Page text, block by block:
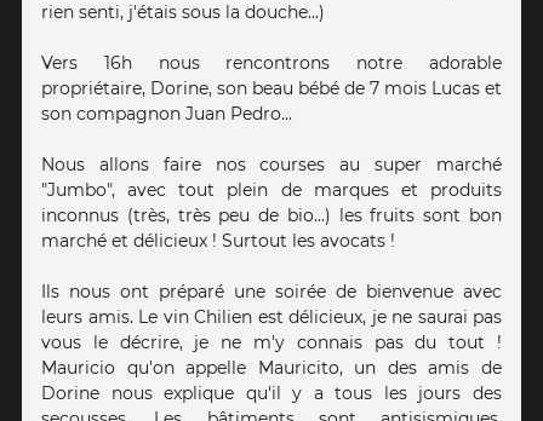
rien senti, j'étais sous la douche...)
Vers 16h nous rencontrons notre adorable
propriétaire, Dorine, son beau bébé de 7 mois Lucas et
son compagnon Juan Pedro...
Nous allons faire nos courses au super marché
"Jumbo", avec tout plein de marques et produits
inconnus (très, très peu de bio...) les fruits sont bon
marché et délicieux ! Surtout les avocats !
Ils nous ont préparé une soirée de bienvenue avec
leurs amis. Le vin Chilien est délicieux, je ne saurai pas
vous le décrire, je ne m'y connais pas du tout !
Mauricio qu'on appelle Mauricito, un des amis de
Dorine nous explique qu'il y a tous les jours des